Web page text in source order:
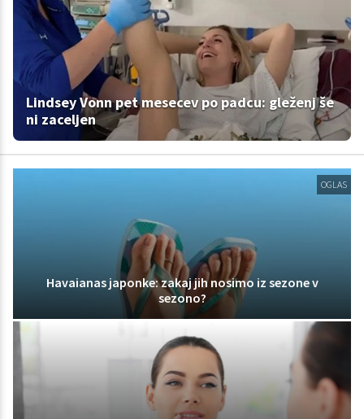
Lindsey Vonn pet mesecev po padcu: gleženj še
ni zaceljen
OGLAS
Havaianas japonke: zakaj jih nosimo iz sezone v
sezono?